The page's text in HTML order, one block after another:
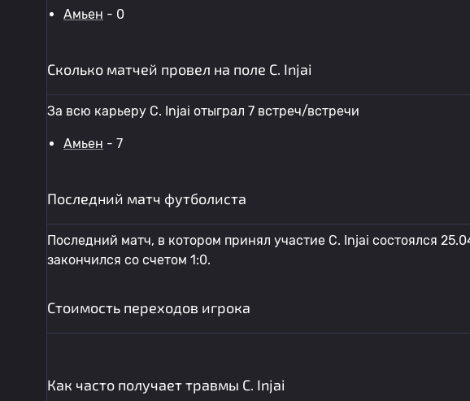
Амьен - 0
Сколько матчей провел на поле C. Injai
За всю карьеру C. Injai отыграл 7 встреч/встречи
Амьен - 7
Последний матч футболиста
Последний матч, в котором принял участие C. Injai состоялся
закончился со счетом 1:0.
Стоимость переходов игрока
Как часто получает травмы C. Injai